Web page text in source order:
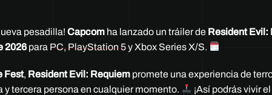
pesadilla! Capcom ha lanzado un tráiler de Resident Evil:
2026para PC, PlayStation 5 y Xbox Series X/S.
Fest, Resident Evil: Requiem promete una experiencia de
tercera persona en cualquier momento.
¡Así podrás vivir